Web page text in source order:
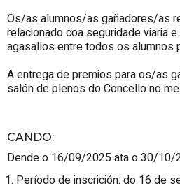
Os/as alumnos/as gañadores/as
relacionado coa seguridade viaria
agasallos entre todos os alumnos
A entrega de premios para os/as
salón de plenos do Concello no
CANDO:
Dende o 16/09/2025 ata o 30/10/
Período de inscrición: do 16 de